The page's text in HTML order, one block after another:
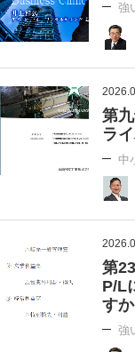
強
第
ラ
中
第
P/L
すか
強